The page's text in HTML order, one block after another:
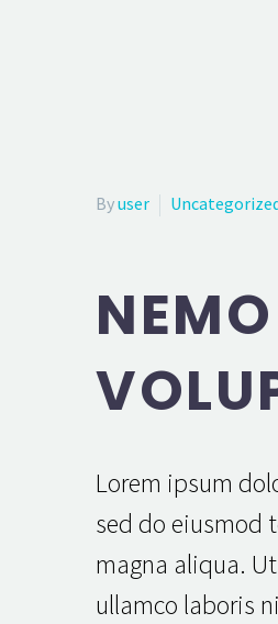
Byuser
Lorem ipsum
sed do eiusmod
magna aliqua.
ullamco laboris